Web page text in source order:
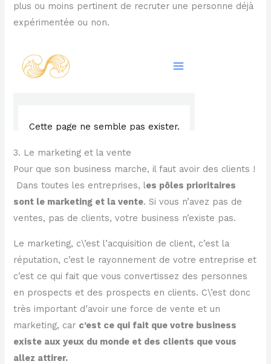
plus ou moins pertinent de recruter une personne déjà
expérimentée ou non.
3. Le marketing et la vente
Pour que son business marche, il faut avoir des clients !
Dans toutes les entreprises, les pôles prioritaires
sont le marketing et la vente. Si vous n’avez pas de
ventes, pas de clients, votre business n’existe pas.
Le marketing, c\’est l’acquisition de client, c’est la
réputation, c’est le rayonnement de votre entreprise et
c’est ce qui fait que vous convertissez des personnes
en prospects et des prospects en clients. C\’est donc
très important d’avoir une force de vente et un
marketing, car c’est ce qui fait que votre business
existe aux yeux du monde et des clients que vous
allez attirer.